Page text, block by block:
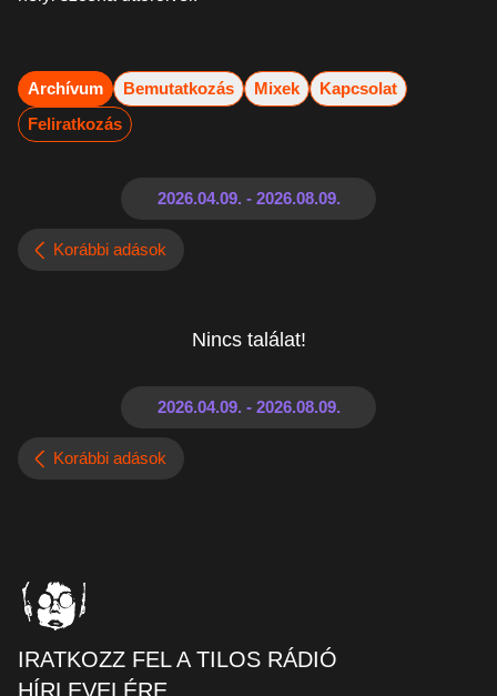
Archívum Bemutatkozás Mixek
Kapcsolat
Feliratkozás
Korábbi adások
Nincs találat!
Korábbi adások
IRATKOZZ FEL A TILOS RÁDIÓ
HÍRLEVELÉRE.